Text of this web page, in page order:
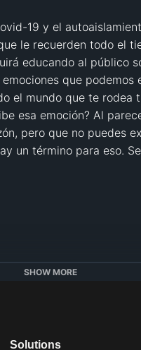
19 y el
le recuerden todo el
educando al público
que
el mundo que te rodea
esa emoción? Al
pero que no puedes
un término para eso.
SHOW MORE
Solutions